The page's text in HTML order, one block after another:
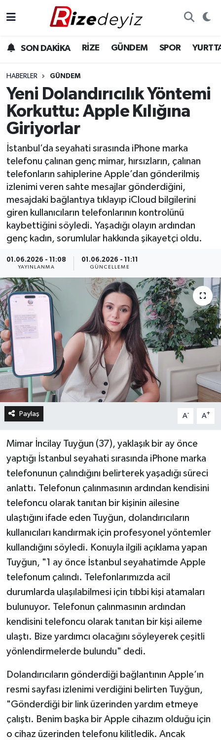
SON DAKİKA RİZE GÜNDEM SPOR
HABERLER GÜNDEM
Yeni Dolandırıcılık Yöntemi
Korkuttu: Apple Kılığına
Giriyorlar
İstanbul’da seyahati sırasında iPhone marka
telefonu çalınan genç mimar, hırsızların, çalınan
telefonların sahiplerine Apple’dan gönderilmiş
izlenimi veren sahte mesajlar gönderdiğini,
mesajdaki bağlantıya tıklayıp iCloud bilgilerini
giren kullanıcıların telefonlarının kontrolünü
kaybettiğini söyledi. Yaşadığı olayın ardından
genç kadın, sorumlular hakkında şikayetçi oldu.
01.06.2026 - 11:08
YAYINLANMA
01.06.2026 - 11:11
GÜNCELLEME
Paylaş A- A+
Mimar İncilay Tuyğun (37), yaklaşık bir ay önce
yaptığı İstanbul seyahati sırasında iPhone marka
telefonunun çalındığını belirterek yaşadığı süreci
anlattı. Telefonun çalınmasının ardından kendisini
telefoncu olarak tanıtan bir kişinin ailesine
ulaştığını ifade eden Tuyğun, dolandırıcıların
kullanıcıları kandırmak için profesyonel yöntemler
kullandığını söyledi. Konuyla ilgili açıklama yapan
Tuyğun, "1 ay önce İstanbul seyahatimde Apple
telefonum çalındı. Telefonlarımızda acil
durumlarda ulaşılabilmesi için tıbbi kişi atamaları
bulunuyor. Telefonun çalınmasının ardından
kendisini telefoncu olarak tanıtan bir kişi aileme
ulaştı. Bize yardımcı olacağını söyleyerek çeşitli
yönlendirmelerde bulundu" dedi.
Dolandırıcıların gönderdiği bağlantının Apple’ın
resmi sayfası izlenimi verdiğini belirten Tuyğun,
"Gönderdiği bir link üzerinden yardım etmeye
çalıştı. Benim başka bir Apple cihazım olduğu için
o cihaz üzerinden telefonu kilitledik. Ancak
Gündem
Yurttan Haberler
Ekonomi
Teknoloji
Sağlık
Rize Hava Durumu
Rize Trafik Yoğunluk Haritası
Süper Lig Puan Durumu ve Fikstür
Tüm Manşetler
Son Dakika Haberleri
Haber Arşivi